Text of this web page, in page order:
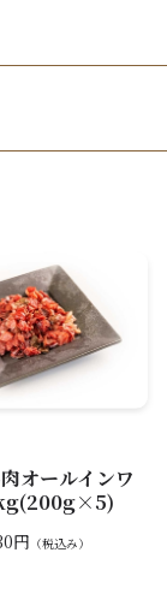
オールインワ
円 （税込み）